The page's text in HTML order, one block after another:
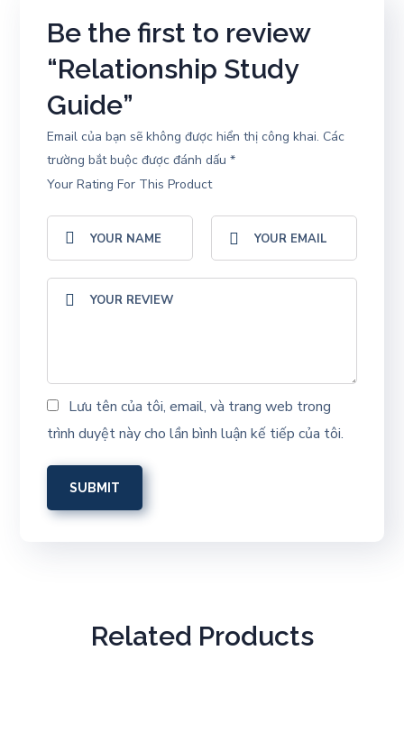
Be the first to review
“Relationship Study
Guide”
Email của bạn sẽ không được hiển thị công khai. Các
trường bắt buộc được đánh dấu*
Lưu tên của tôi, email, và trang web trong
trình duyệt này cho lần bình luận kế tiếp của tôi.
Your Rating For This Product
Related Products